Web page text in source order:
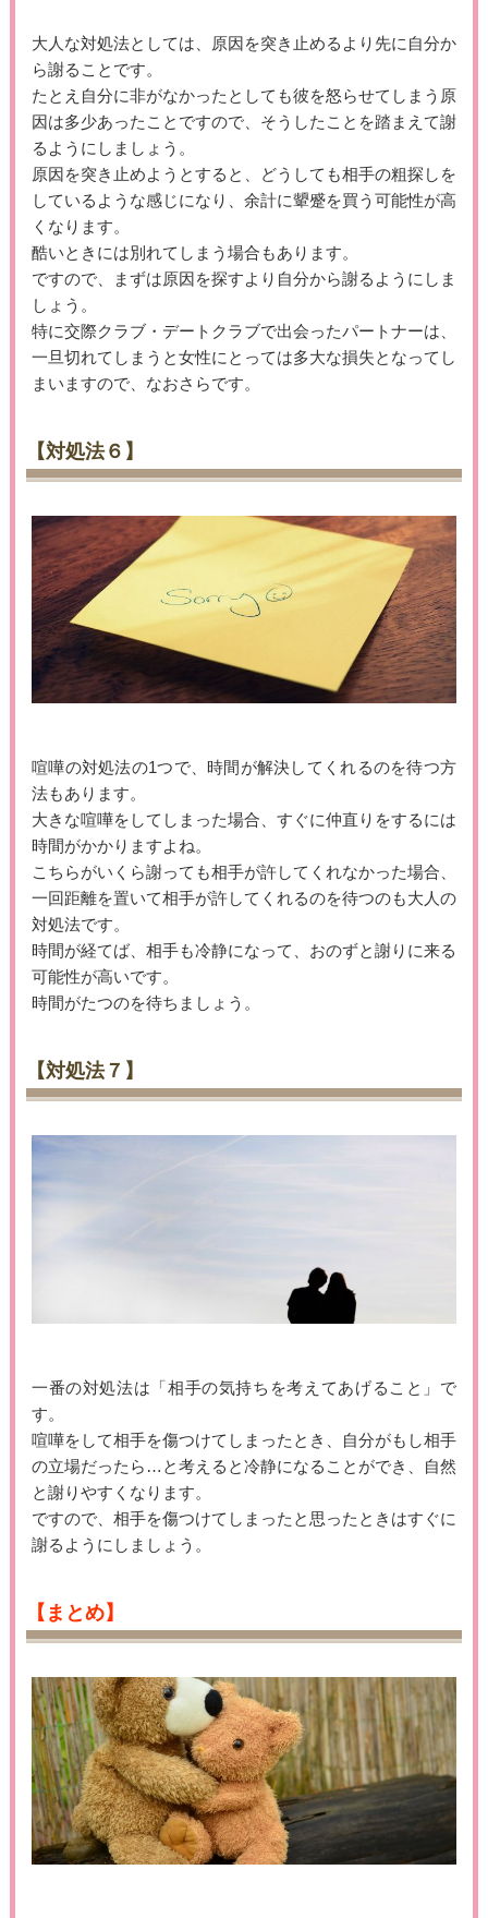
大人な対処法としては、原因を突き止めるより先に自分か
ら謝ることです。
たとえ自分に非がなかったとしても彼を怒らせてしまう原
因は多少あったことですので、そうしたことを踏まえて謝
るようにしましょう。
原因を突き止めようとすると、どうしても相手の粗探しを
しているような感じになり、余計に顰蹙を買う可能性が高
くなります。
酷いときには別れてしまう場合もあります。
ですので、まずは原因を探すより自分から謝るようにしま
しょう。
特に交際クラブ・デートクラブで出会ったパートナーは、
一旦切れてしまうと女性にとっては多大な損失となってし
まいますので、なおさらです。
【対処法６】
喧嘩の対処法の1つで、時間が解決してくれるのを待つ方
法もあります。
大きな喧嘩をしてしまった場合、すぐに仲直りをするには
時間がかかりますよね。
こちらがいくら謝っても相手が許してくれなかった場合、
一回距離を置いて相手が許してくれるのを待つのも大人の
対処法です。
時間が経てば、相手も冷静になって、おのずと謝りに来る
可能性が高いです。
時間がたつのを待ちましょう。
【対処法７】
一番の対処法は「相手の気持ちを考えてあげること」で
す。
喧嘩をして相手を傷つけてしまったとき、自分がもし相手
の立場だったら…と考えると冷静になることができ、自然
と謝りやすくなります。
ですので、相手を傷つけてしまったと思ったときはすぐに
謝るようにしましょう。
【まとめ】